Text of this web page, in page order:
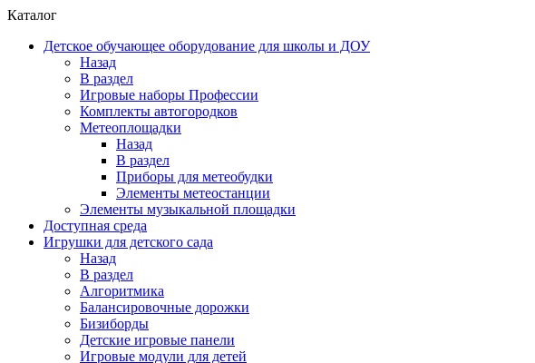
Каталог
Детское обучающее оборудование для школы и ДОУ
Назад
В раздел
Игровые наборы Профессии
Комплекты автогородков
Метеоплощадки
Назад
В раздел
Приборы для метеобудки
Элементы метеостанции
Элементы музыкальной площадки
Доступная среда
Игрушки для детского сада
Назад
В раздел
Алгоритмика
Балансировочные дорожки
Бизиборды
Детские игровые панели
Игровые модули для детей